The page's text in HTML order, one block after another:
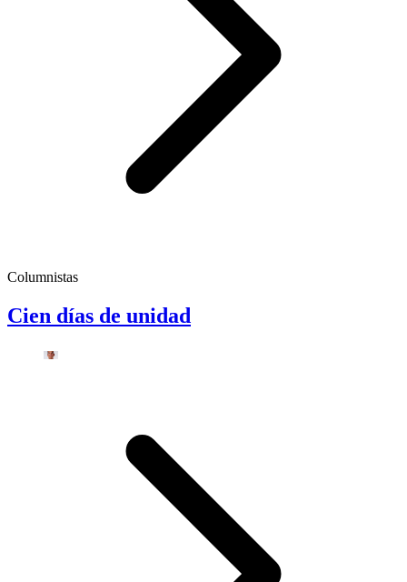
Columnistas
Cien días de unidad